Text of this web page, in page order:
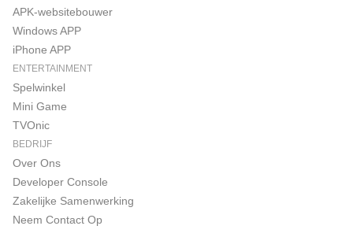
APK-websitebouwer
Windows APP
iPhone APP
ENTERTAINMENT
Spelwinkel
Mini Game
TVOnic
BEDRIJF
Over Ons
Developer Console
Zakelijke Samenwerking
Neem Contact Op